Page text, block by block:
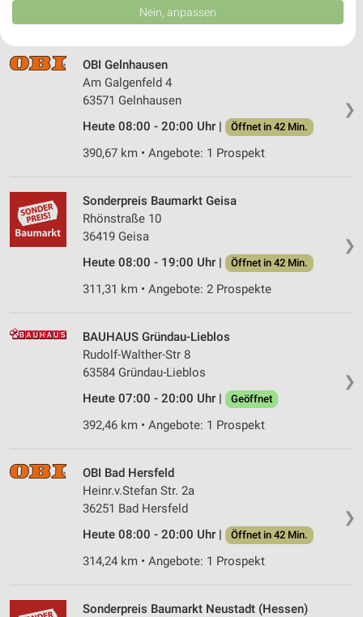
❯
OBI Gelnhausen
Am Galgenfeld 4
63571 Gelnhausen
Heute 08:00 - 20:00 Uhr |
Öffnet in 42 Min.
390,67 km • Angebote: 1 Prospekt
❯
Sonderpreis Baumarkt Geisa
Rhönstraße 10
36419 Geisa
Heute 08:00 - 19:00 Uhr |
Öffnet in 42 Min.
311,31 km • Angebote: 2 Prospekte
❯
BAUHAUS Gründau-Lieblos
Rudolf-Walther-Str 8
63584 Gründau-Lieblos
Heute 07:00 - 20:00 Uhr |
Geöffnet
392,46 km • Angebote: 1 Prospekt
❯
OBI Bad Hersfeld
Heinr.v.Stefan Str. 2a
36251 Bad Hersfeld
Heute 08:00 - 20:00 Uhr |
Öffnet in 42 Min.
314,24 km • Angebote: 1 Prospekt
Sonderpreis Baumarkt Neustadt (Hessen)
Daten können außerhalb der Europäischen Union weitergegeben und in die
USA gesendet werden.
Website/App.
Partnerliste anzeigen (1 IAB-Anbieter)
Wir nutzen Ihre Daten für folgende Zwecke:
Speichern von oder Zugriff auf Informationen
auf einem Endgerät
Werbeanzeigen
Erstellung von Profilen für personalisierte
Werbung
personalisierter Werbung
von Inhalten
Verwendung von Profilen zur Auswahl
Messung der Werbeleistung
Analyse von Zielgruppen durch Statistiken oder
Kombinationen von Daten aus verschiedenen
Entwicklung und Verbesserung der Angebote
Nein, anpassen